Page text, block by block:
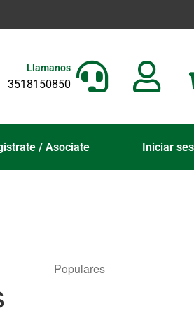
Llamanos
3518150850
/ Asociate Iniciar
Populares